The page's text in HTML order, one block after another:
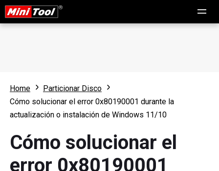
Home
Particionar Disco
Cómo solucionar el error 0x80190001 durante la
actualización o instalación de Windows 11/10
Cómo solucionar el
error 0x80190001